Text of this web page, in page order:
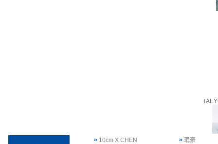
10cm X CHEN
珉豪